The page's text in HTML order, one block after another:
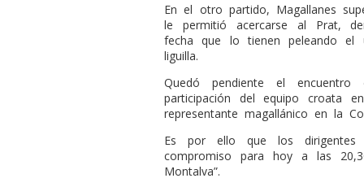
En el otro partido, Magallanes
le permitió acercarse al Prat,
fecha que lo tienen peleando el
liguilla.
Quedó pendiente el
participación del equipo croata
representante magallánico en la
Es por ello que los dirigentes
compromiso para hoy a las
Montalva”.